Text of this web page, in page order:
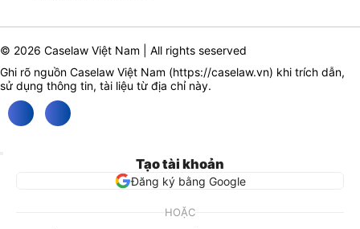
© 2026 Caselaw Việt Nam | All rights seserved
Ghi rõ nguồn Caselaw Việt Nam (https://caselaw.vn) khi trích dẫn,
sử dụng thông tin, tài liệu từ địa chỉ này.
Tạo tài khoản
Đăng ký bằng Google
HOẶC